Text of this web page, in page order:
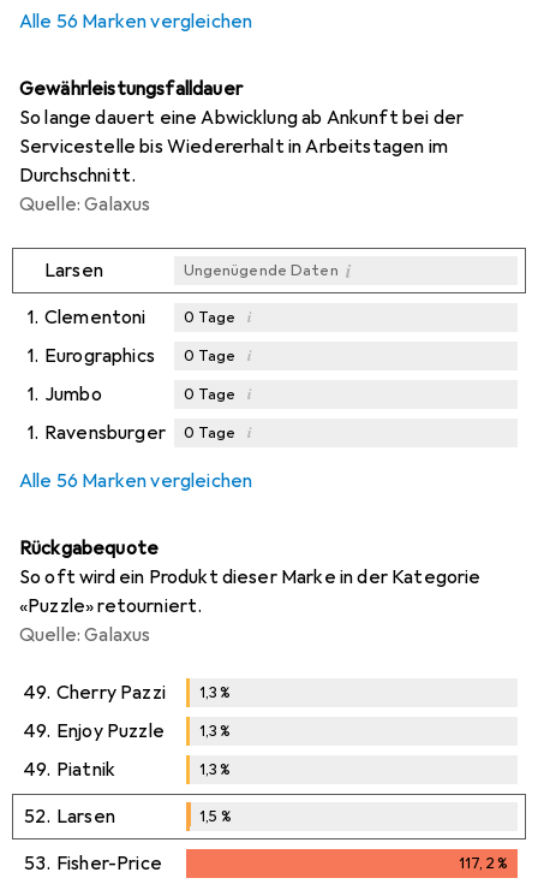
Alle 56 Marken vergleichen
Gewährleistungsfalldauer
So lange dauert eine Abwicklung ab Ankunft bei der
Servicestelle bis Wiedererhalt in Arbeitstagen im
Durchschnitt.
Quelle: Galaxus
Larsen Ungenügende Daten i
1. Clementoni 0 Tage i
1. Eurographics 0 Tage i
1. Jumbo 0 Tage i
1. Ravensburger 0 Tage i
Alle 56 Marken vergleichen
Rückgabequote
So oft wird ein Produkt dieser Marke in der Kategorie
«Puzzle» retourniert.
Quelle: Galaxus
49. Cherry Pazzi
1,3
1,3%
49. Enjoy Puzzle 1,3%
49. Piatnik
1,3%
1,3%
52. Larsen
1,5%
1,5 %
53. Fisher-Price 117,2%